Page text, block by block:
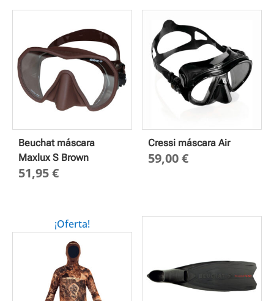
Beuchat máscara
Maxlux S Brown
51,95€
Cressi máscara Air
59,00€
¡Oferta!